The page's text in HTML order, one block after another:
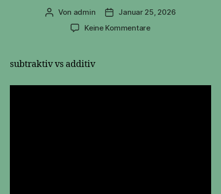
Beitragsautor
Von admin Veröffentlichungsdatum
Januar 25, 2026
Keine Kommentarezu
subtraktiv vs additiv